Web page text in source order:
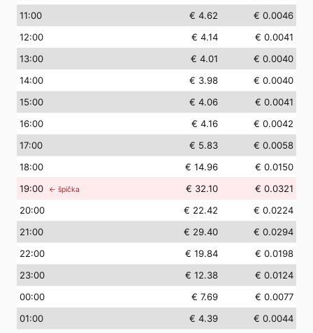
11:00 € 4.62
€ 0.0046
12:00 € 4.14
€ 0.0041
13:00 € 4.01
€ 0.0040
14:00 € 3.98
€ 0.0040
15:00 € 4.06
€ 0.0041
16:00 € 4.16
€ 0.0042
17:00 € 5.83
€ 0.0058
18:00 € 14.96
€ 0.0150
19:00 ← špička € 32.10
€ 0.0321
20:00 € 22.42
€ 0.0224
21:00 € 29.40
€ 0.0294
22:00 € 19.84
€ 0.0198
23:00 € 12.38
€ 0.0124
00:00 € 7.69
€ 0.0077
01:00 € 4.39 € 0.0044